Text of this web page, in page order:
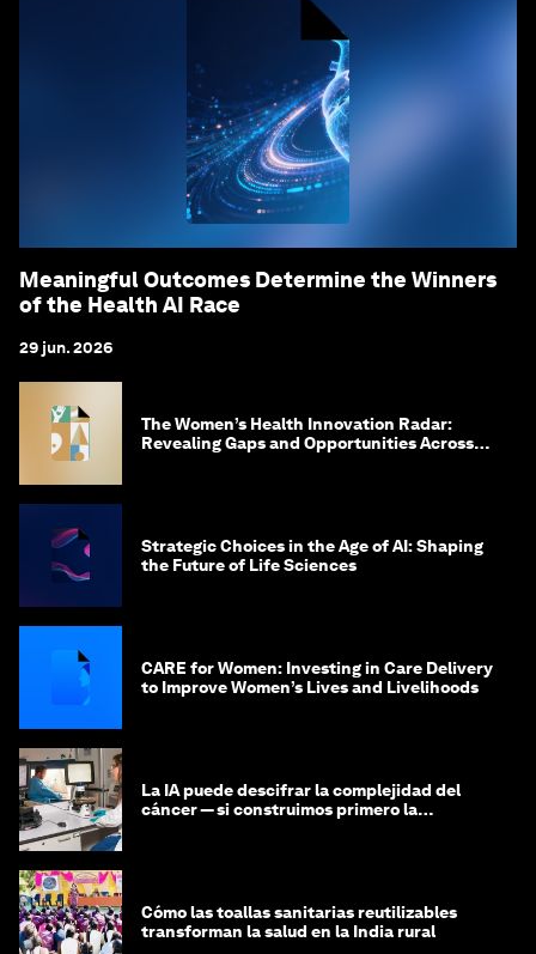
Meaningful Outcomes Determine the Winners
of the Health AI Race
29 jun. 2026
The Women’s Health Innovation Radar:
Revealing Gaps and Opportunities Across
Strategic Choices in the Age of AI: Shaping
the Future of Life Sciences
CARE for Women: Investing in Care Delivery
to Improve Women’s Lives and Livelihoods
La IA puede descifrar la complejidad del
cáncer — si construimos primero la
Cómo las toallas sanitarias reutilizables
transforman la salud en la India rural